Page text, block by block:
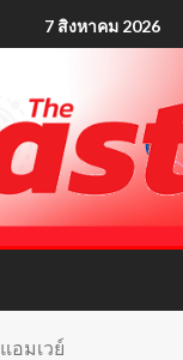
7 สิงหาคม 2026
แอมเวย์